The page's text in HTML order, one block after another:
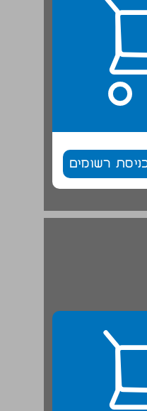
רשומים